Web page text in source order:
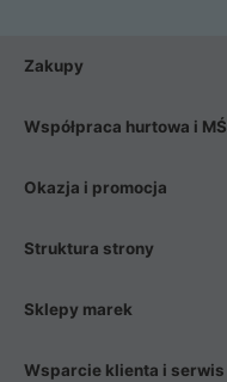
Zakupy
Współpraca hurtowa i
Okazja i promocja
Struktura strony
Sklepy marek
Wsparcie klienta i serwis